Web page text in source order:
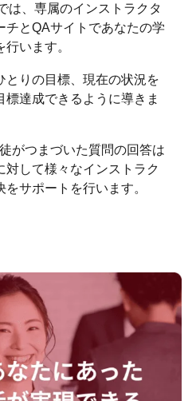
は、専属のインストラクタ
チとQAサイトであなたの学
います。
とりの目標、現在の状況を
達成できるように導きま
がつまづいた質問の回答は
対して様々なインストラク
サポートを行います。